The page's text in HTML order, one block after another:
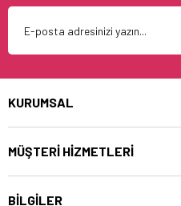
KURUMSAL
MÜŞTERİ HİZMETLERİ
BİLGİLER